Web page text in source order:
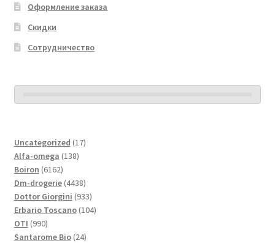
Оформление заказа
Скидки
Сотрудничество
Uncategorized 1717
Alfa-omega 138138
Boiron 61626162
товара
Dm-drogerie 44384438
товаров
Dottor Giorgini 933933
товара
Erbario Toscano 104104
OTI 990990
товаров
Santarome Bio 2424